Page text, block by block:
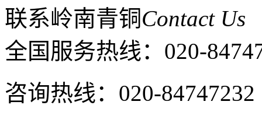
联系岭南青铜Contact Us
全国服务热线： 020-
咨询热线：020-84747232